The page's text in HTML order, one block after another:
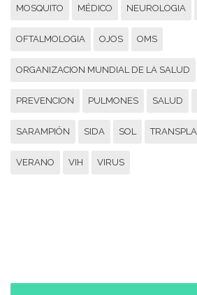
MOSQUITO MÉDICO NEUROLOGIA
OFTALMOLOGIA OJOS OMS
ORGANIZACION MUNDIAL DE LA SALUD
PREVENCION PULMONES SALUD
SARAMPIÓN SIDA SOL
VERANO VIH VIRUS